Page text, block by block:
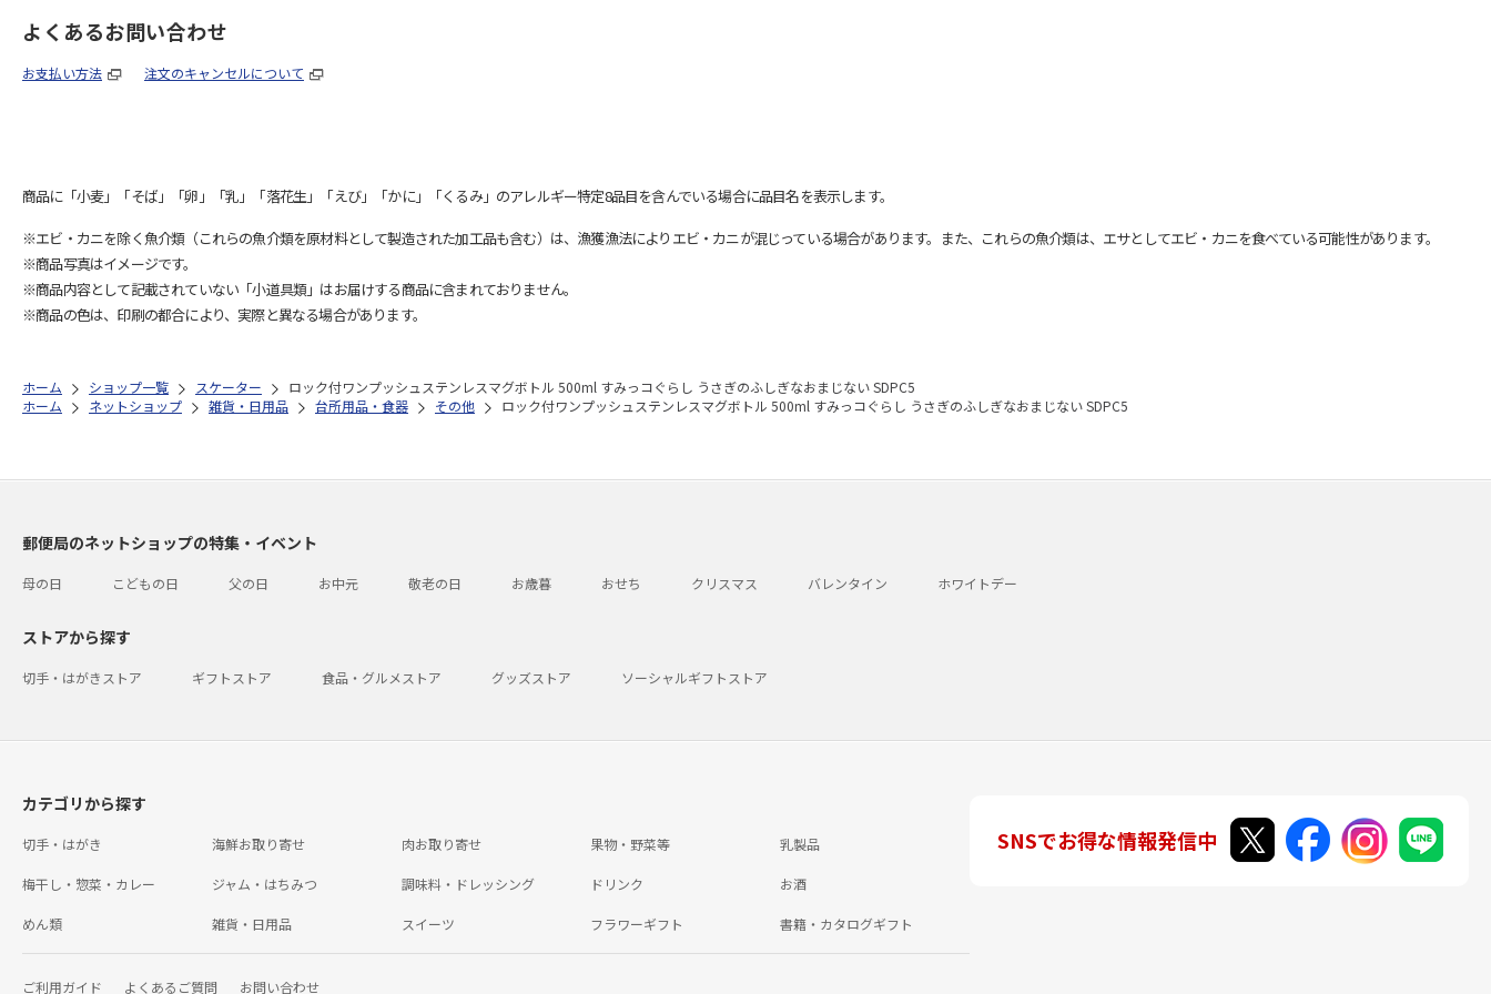
よくあるお問い合わせ
お支払い方法 注文のキャンセルについて
商品に「小麦」「そば」「卵」「乳」「落花生」「えび」「かに」「くるみ」のアレルギー特定8品目を含んでいる場合に品目名を表示します。
※エビ・カニを除く魚介類（これらの魚介類を原材料として製造された加工品も含む）は、漁獲漁法によりエビ・カニが混じっている場合があります。また、これらの魚介類は、エサとしてエビ・カニを食べている可能性があります。
※商品写真はイメージです。
※商品内容として記載されていない「小道具類」はお届けする商品に含まれておりません。
※商品の色は、印刷の都合により、実際と異なる場合があります。
ホーム ショップ一覧 スケーター
ロック付ワンプッシュステンレスマグボトル 500ml すみっコぐらし うさぎのふしぎなおまじない SDPC5
ホーム
ネットショップ 雑貨・日用品 台所用品・食器 その他 ロック付ワンプッシュステンレスマグボトル 500ml すみっコぐらし うさぎのふしぎなおまじない SDPC5
郵便局のネットショップの特集・イベント
母の日 こどもの日 父の日 お中元 敬老の日 お歳暮 おせち クリスマス バレンタイン ホワイトデー
ストアから探す
切手・はがきストア ギフトストア 食品・グルメストア グッズストア ソーシャルギフトストア
カテゴリから探す
切手・はがき 海鮮お取り寄せ 肉お取り寄せ 果物・野菜等 乳製品
梅干し・惣菜・カレー ジャム・はちみつ 調味料・ドレッシング ドリンク お酒
めん類 雑貨・日用品 スイーツ フラワーギフト 書籍・カタログギフト
ご利用ガイド よくあるご質問 お問い合わせ
SNSでお得な情報発信中